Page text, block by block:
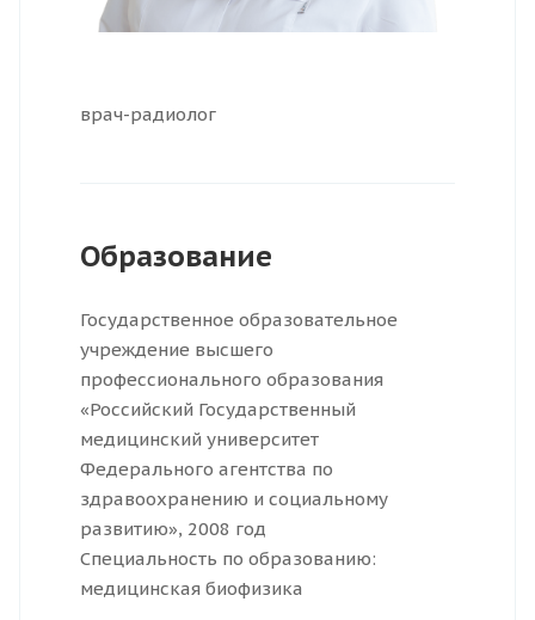
врач-радиолог
Образование
Государственное образовательное
учреждение высшего
профессионального образования
«Российский Государственный
медицинский университет
Федерального агентства по
здравоохранению и социальному
развитию», 2008 год
Специальность по образованию:
медицинская биофизика